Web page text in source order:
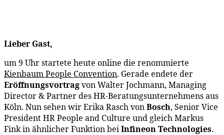
Lieber Gast,
um 9 Uhr startete heute online die renommierte
Kienbaum People Convention. Gerade endete der
Eröffnungsvortragvon Walter Jochmann, Managing
Director & Partner des HR-Beratungsunternehmens aus
Köln. Nun sehen wir Erika Rasch vonBosch, Senior Vice
President HR People and Culture und gleich Markus
Fink in ähnlicher Funktion beiInfineon Technologies.